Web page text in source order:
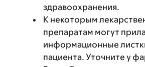
здравоохранения.
К некоторым
препаратам могут
информационные
пациента. Уточните у